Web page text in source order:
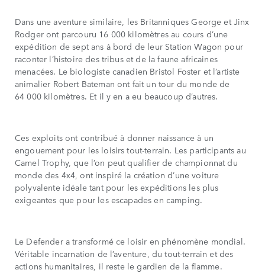
Dans une aventure similaire, les Britanniques George et Jinx
Rodger ont parcouru 16 000 kilomètres au cours d’une
expédition de sept ans à bord de leur Station Wagon pour
raconter l’histoire des tribus et de la faune africaines
menacées. Le biologiste canadien Bristol Foster et l’artiste
animalier Robert Bateman ont fait un tour du monde de
64 000 kilomètres. Et il y en a eu beaucoup d’autres.
Ces exploits ont contribué à donner naissance à un
engouement pour les loisirs tout-terrain. Les participants au
Camel Trophy, que l’on peut qualifier de championnat du
monde des 4x4, ont inspiré la création d’une voiture
polyvalente idéale tant pour les expéditions les plus
exigeantes que pour les escapades en camping.
Le Defender a transformé ce loisir en phénomène mondial.
Véritable incarnation de l’aventure, du tout-terrain et des
actions humanitaires, il reste le gardien de la flamme.